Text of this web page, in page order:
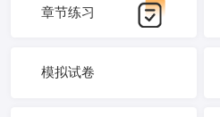
章节练习
模拟试卷